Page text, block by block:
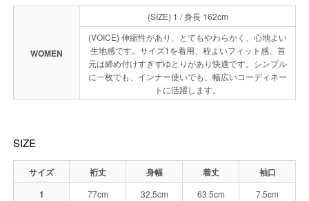
WOMEN
(SIZE) 1 / 身長 162cm
(VOICE) 伸縮性があり、とてもやわらかく、心地よい
生地感です。サイズ1を着用、程よいフィット感、首
元は締め付けすぎずゆとりがあり快適です。シンプル
に一枚でも、インナー使いでも、幅広いコーディネー
トに活躍します。
SIZE
サイズ 裄丈 身幅 着丈
袖口
1
77cm 32.5cm 63.5cm 7.5cm